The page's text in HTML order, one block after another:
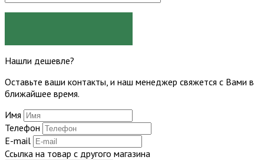
Нашли дешевле?
Оставьте ваши контакты, и наш менеджер свяжется с Вами в
ближайшее время.
Имя
Телефон
E-mail
Ссылка на товар с другого магазина